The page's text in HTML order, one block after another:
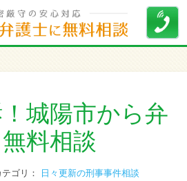
城陽市から弁
料相談
テゴリ： 日々更新の刑事事件相談